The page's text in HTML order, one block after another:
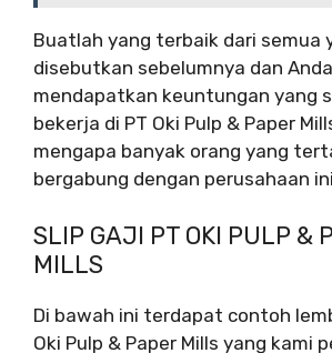
Buatlah yang terbaik dari semua
disebutkan sebelumnya dan
mendapatkan keuntungan yang
bekerja di PT Oki Pulp & Paper
mengapa banyak orang yang
bergabung dengan perusahaan
SLIP GAJI PT OKI PULP &
MILLS
Di bawah ini terdapat contoh
Oki Pulp & Paper Mills yang kami